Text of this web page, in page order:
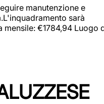
manutenzione e
sarà
€1784,94 Luogo